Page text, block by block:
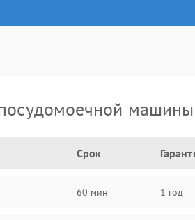
Срок
60 мин 1 год